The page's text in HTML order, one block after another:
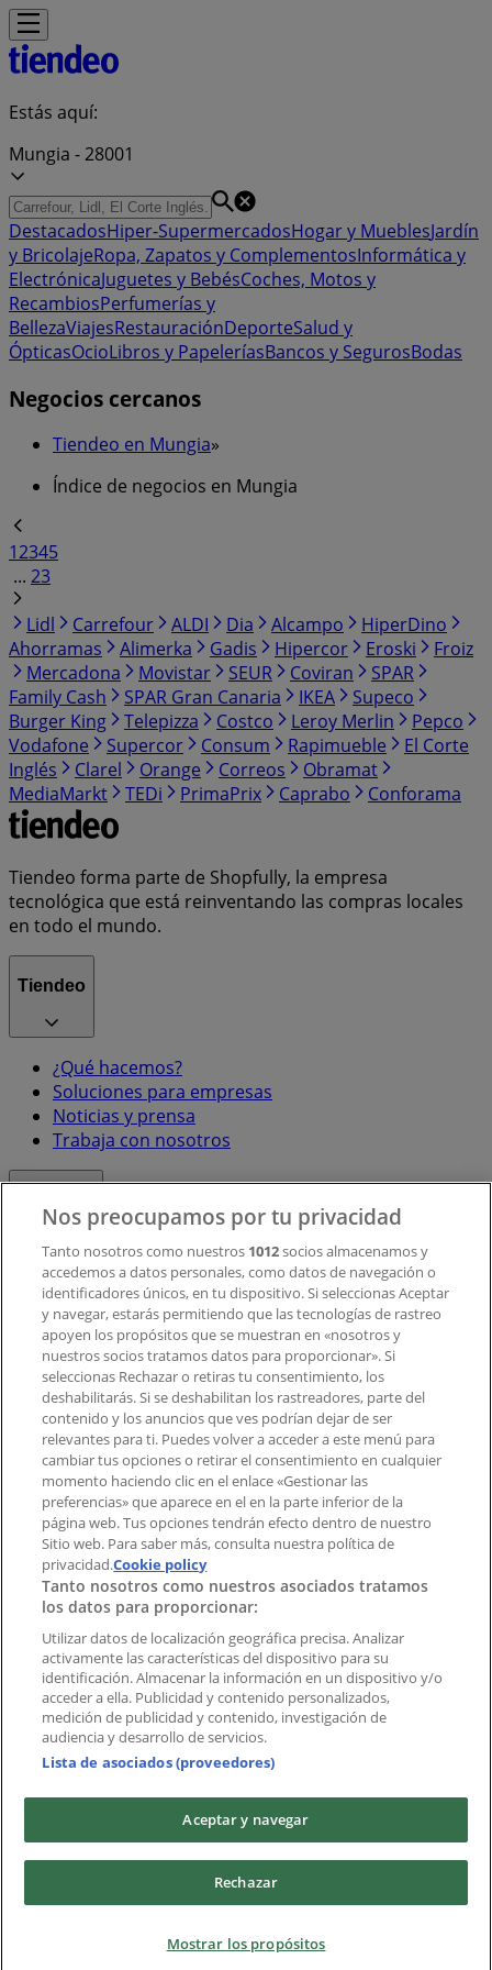
Estás aquí:
Mungia - 28001
DestacadosHiper-SupermercadosHogar y MueblesJardín
y BricolajeRopa, Zapatos y ComplementosInformática y
ElectrónicaJuguetes y BebésCoches, Motos y
RecambiosPerfumerías y
BellezaViajesRestauraciónDeporteSalud y
ÓpticasOcioLibros y PapeleríasBancos y SegurosBodas
Negocios cercanos
Tiendeo en Mungia»
Índice de negocios en Mungia
12345
... 23
Lidl
Carrefour ALDI Dia Alcampo
HiperDino
Ahorramas
Alimerka Gadis Hipercor Eroski
Froiz
Mercadona
Movistar SEUR Coviran
SPAR
Family Cash
SPAR Gran Canaria IKEA
Supeco
Burger King
Telepizza Costco Leroy Merlin
Pepco
Vodafone
Supercor Consum Rapimueble
El Corte
Inglés
Clarel Orange Correos
Obramat
MediaMarkt
TEDi PrimaPrix Caprabo Conforama
Tiendeo forma parte de Shopfully, la empresa
tecnológica que está reinventando las compras locales
en todo el mundo.
Tiendeo
¿Qué hacemos?
Soluciones para empresas
Noticias y prensa
Trabaja con nosotros
Contacto comercial y de marketing
Tienda mal colocada en el mapa
Notificar un folleto
¿Encontraste un problema en la web o en la
aplicación?
Índices
Marcas
Marcas locales
Negocios
Negocios cercanos
Productos
Productos locales
Ciudades
Descargar la APP Tiendeo
Copyright © Tiendeo ® 2026 · Shopfully Marketing S.L.U. –
Términos y condicionesPolítica de privacidad
Nos preocupamos por tu privacidad
Tanto nosotros como nuestros 1012socios almacenamos y
accedemos a datos personales, como datos de navegación o
identificadores únicos, en tu dispositivo. Si seleccionas Aceptar
y navegar, estarás permitiendo que las tecnologías de rastreo
apoyen los propósitos que se muestran en «nosotros y
nuestros socios tratamos datos para proporcionar». Si
seleccionas Rechazar o retiras tu consentimiento, los
deshabilitarás. Si se deshabilitan los rastreadores, parte del
contenido y los anuncios que ves podrían dejar de ser
relevantes para ti. Puedes volver a acceder a este menú para
cambiar tus opciones o retirar el consentimiento en cualquier
momento haciendo clic en el enlace «Gestionar las
preferencias» que aparece en el en la parte inferior de la
página web. Tus opciones tendrán efecto dentro de nuestro
Sitio web. Para saber más, consulta nuestra política de
privacidad.Cookie policy
Tanto nosotros como nuestros asociados tratamos
los datos para proporcionar:
Utilizar datos de localización geográfica precisa. Analizar
activamente las características del dispositivo para su
identificación. Almacenar la información en un dispositivo y/o
acceder a ella. Publicidad y contenido personalizados,
medición de publicidad y contenido, investigación de
audiencia y desarrollo de servicios.
Lista de asociados (proveedores)
Aceptar y navegar
Rechazar
Mostrar los propósitos